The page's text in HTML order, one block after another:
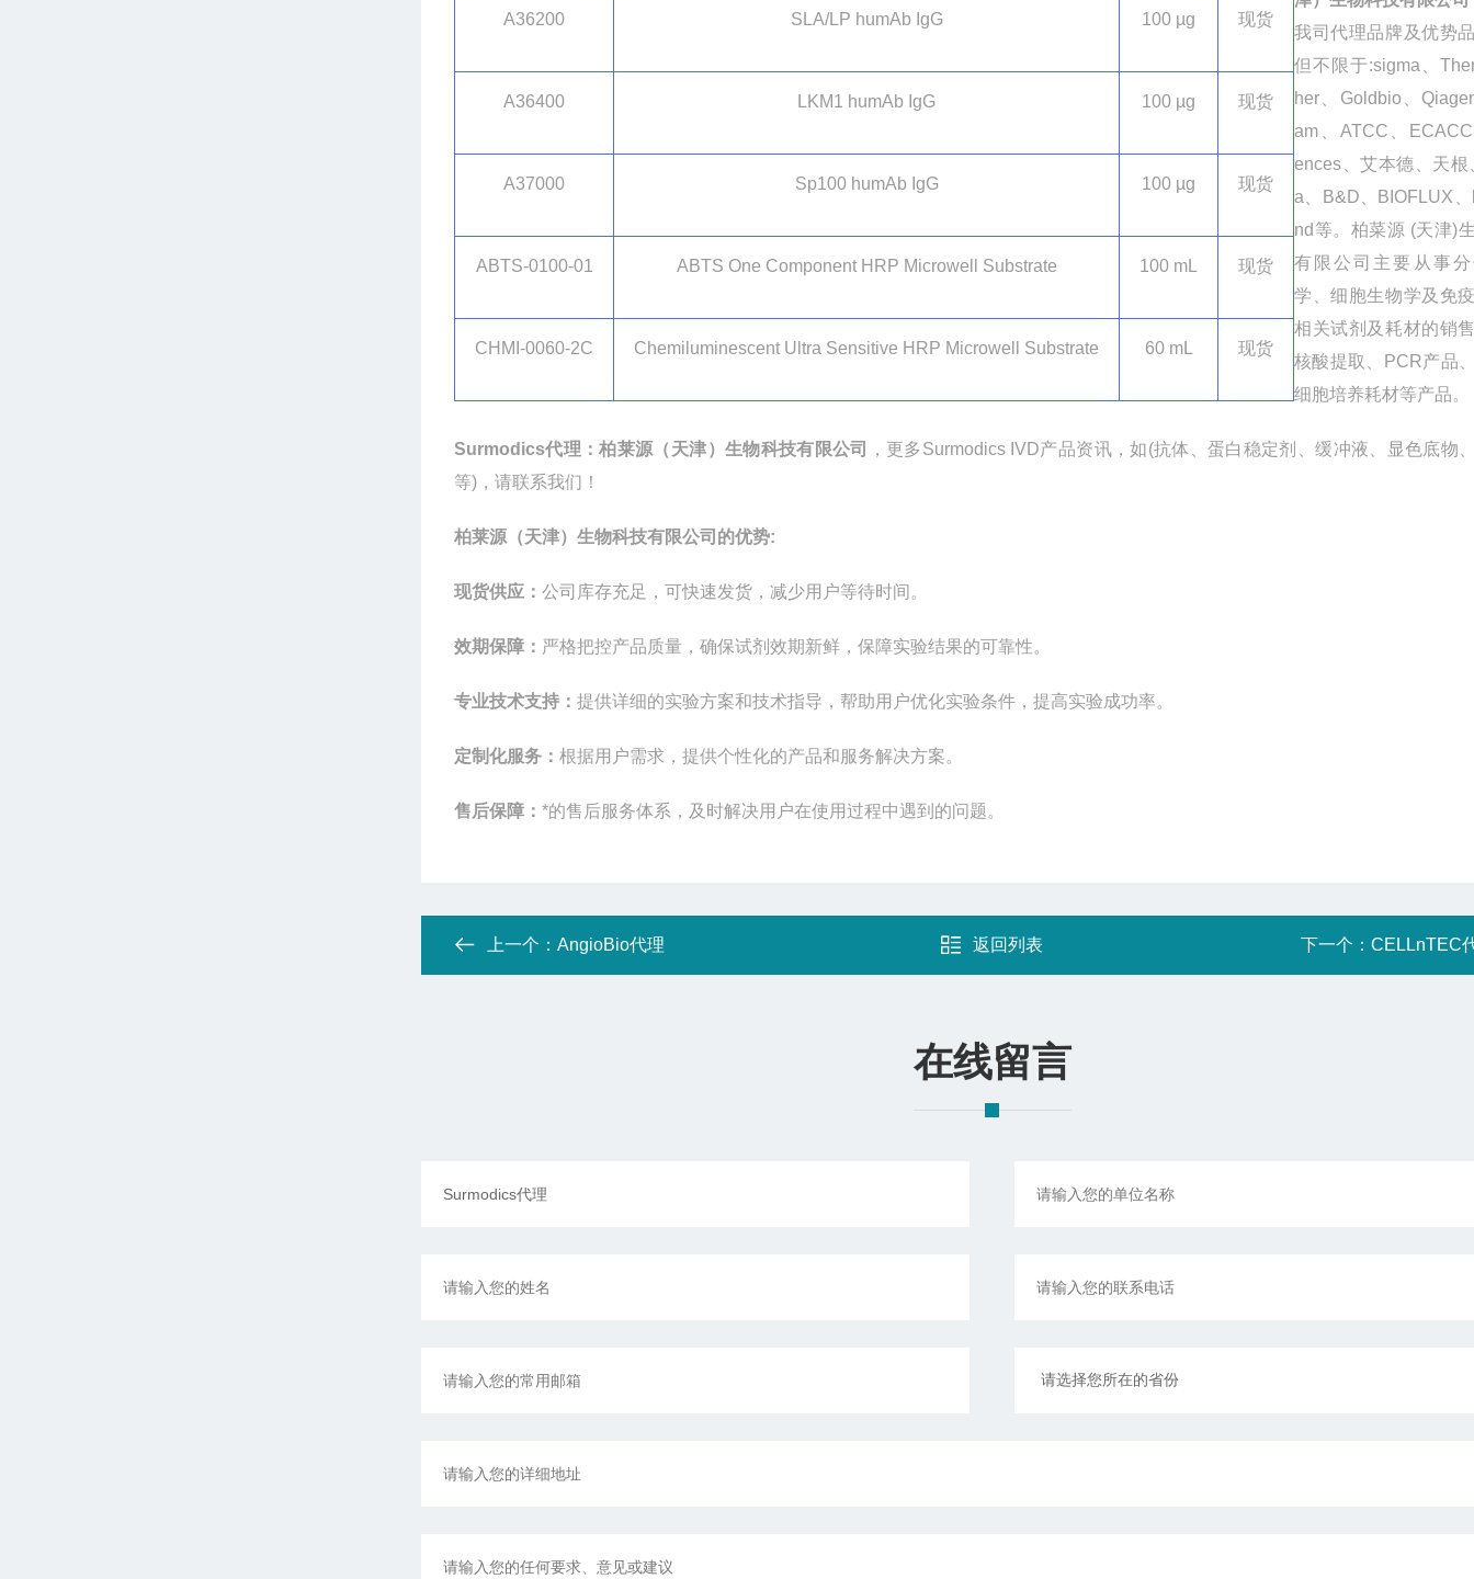
A36200 SLA/LP humAb IgG 100 µg 现货
A36400 LKM1 humAb IgG 100 µg 现货
A37000 Sp100 humAb IgG 100 µg 现货
ABTS-0100-01 ABTS One Component HRP Microwell Substrate 100 mL 现货
CHMI-0060-2C Chemiluminescent Ultra Sensitive HRP Microwell Substrate 60 mL 现货
我司代理品牌及优势
但不限于:sigma
her
Goldbio
am
ATCC
ences 、艾本德、天根
a
B&D BIOFLUX
nd 等。柏菜源 (天津)
有限公司主要从事
学、细胞生物学及免
相关试剂及耗材的销
核酸提取、
PCR产品
细胞培养耗材等产品。
Surmodics代理：柏莱源（天津）生物科技有限公司 ，更多 Surmodics IVD产品资讯，如(抗体、蛋白稳定剂、缓冲液、显色底物
等) ，请联系我们！
柏莱源（天津）生物科技有限公司的优势:
现货供应： 公司库存充足，可快速发货，减少用户等待时间。
效期保障： 严格把控产品质量，确保试剂效期新鲜，保障实验结果的可靠性。
专业技术支持： 提供详细的实验方案和技术指导，帮助用户优化实验条件，提高实验成功率。
定制化服务： 根据用户需求，提供个性化的产品和服务解决方案。
售后保障： *的售后服务体系，及时解决用户在使用过程中遇到的问题。
上一个： AngioBio代理 返回列表 下一个： CELLnTEC
在线留言